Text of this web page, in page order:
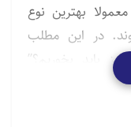
بهترین نوع
در این مطلب
“چرا ۲۱ عدد مویز باید بخوریم؟”